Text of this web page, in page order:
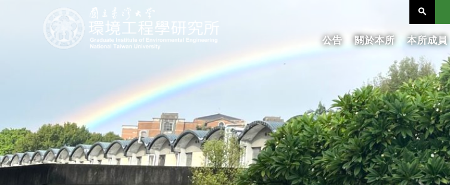
search
公告 關於本所 本所成員